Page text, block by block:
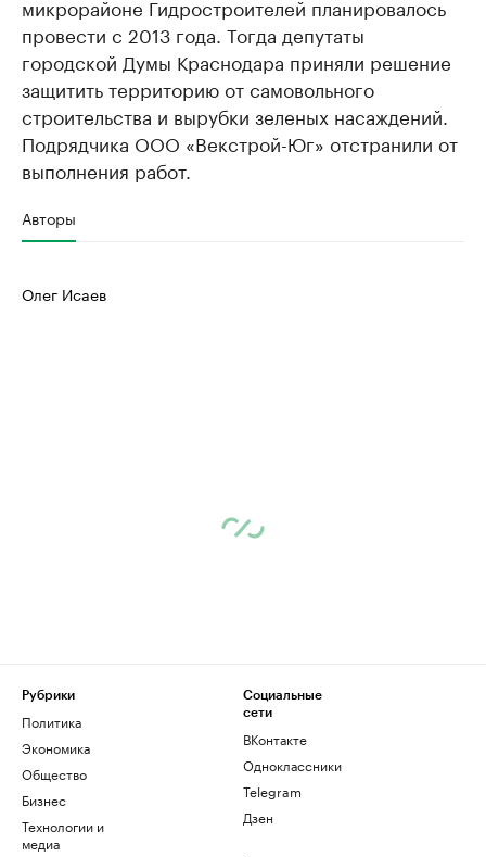
микрорайоне Гидростроителей планировалось
провести с 2013 года. Тогда депутаты
городской Думы Краснодара приняли решение
защитить территорию от самовольного
строительства и вырубки зеленых насаждений.
Подрядчика ООО «Векстрой-Юг» отстранили от
выполнения работ.
Авторы
Олег Исаев
Рубрики
Политика
Экономика
Общество
Бизнес
Технологии и
медиа
Социальные
сети
ВКонтакте
Одноклассники
Telegram
Дзен